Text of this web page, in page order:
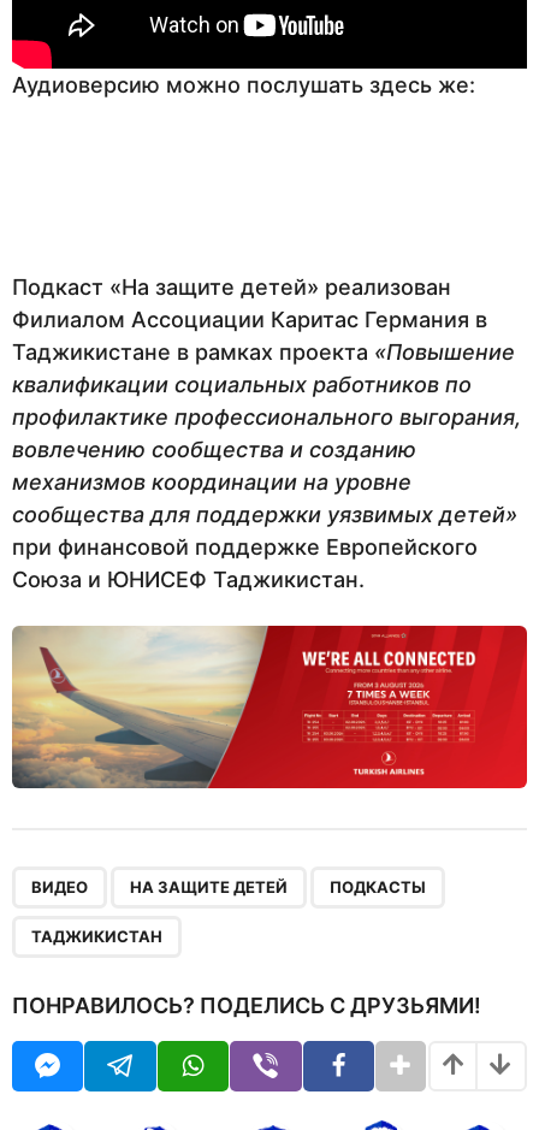
Аудиоверсию можно послушать здесь же:
Подкаст «На защите детей» реализован
Филиалом Ассоциации Каритас Германия в
Таджикистане в рамках проекта «Повышение
квалификации социальных работников по
профилактике профессионального выгорания,
вовлечению сообщества и созданию
механизмов координации на уровне
сообщества для поддержки уязвимых детей»
при финансовой поддержке Европейского
Союза и ЮНИСЕФ Таджикистан.
ВИДЕО НА ЗАЩИТЕ ДЕТЕЙ ПОДКАСТЫ
ТАДЖИКИСТАН
ПОНРАВИЛОСЬ? ПОДЕЛИСЬ С ДРУЗЬЯМИ!